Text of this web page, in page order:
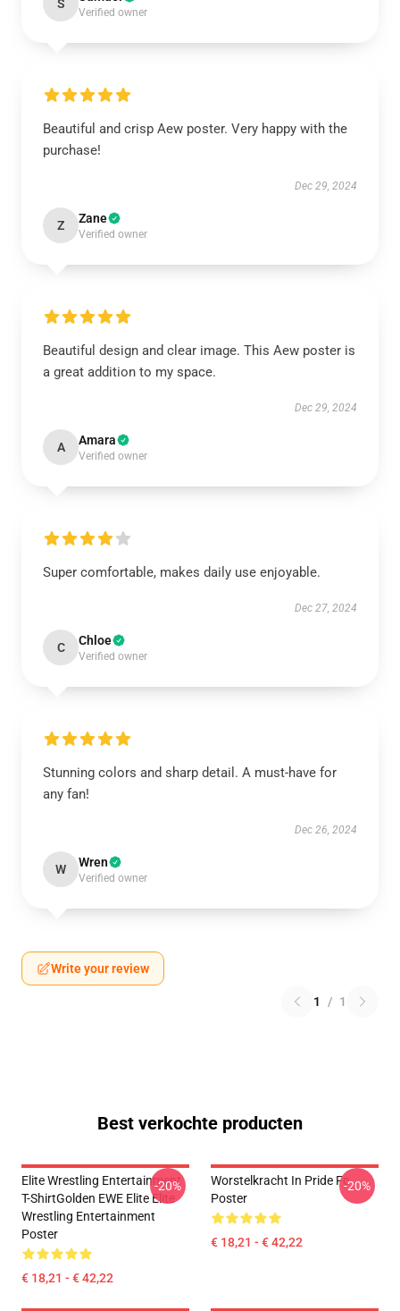
S
Verified owner
Beautiful and crisp Aew poster. Very happy with the
purchase!
Dec 29, 2024
Z Zane
Verified owner
Beautiful design and clear image. This Aew poster is
a great addition to my space.
Dec 29, 2024
A Amara
Verified owner
Super comfortable, makes daily use enjoyable.
Dec 27, 2024
C Chloe
Verified owner
Stunning colors and sharp detail. A must-have for
any fan!
Dec 26, 2024
W Wren
Verified owner
Write your review
1 / 1
Best verkochte producten
Elite Wrestling Entertainment
T-ShirtGolden EWE Elite Elite
Wrestling Entertainment
Poster
€ 18,21 - € 42,22
-20%
Worstelkracht In Pride Fc
Poster
€ 18,21 - € 42,22
-20%